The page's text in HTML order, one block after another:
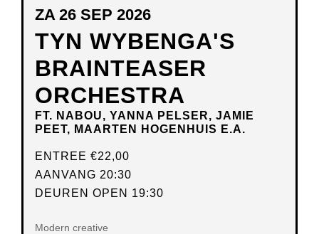
TYN WYBENGA'S
BRAINTEASER
ORCHESTRA
FT. NABOU, YANNA PELSER, JAMIE
PEET, MAARTEN HOGENHUIS E.A.
ZA 26 SEP 2026
ENTREE €22,00
AANVANG 20:30
DEUREN OPEN 19:30
Modern creative